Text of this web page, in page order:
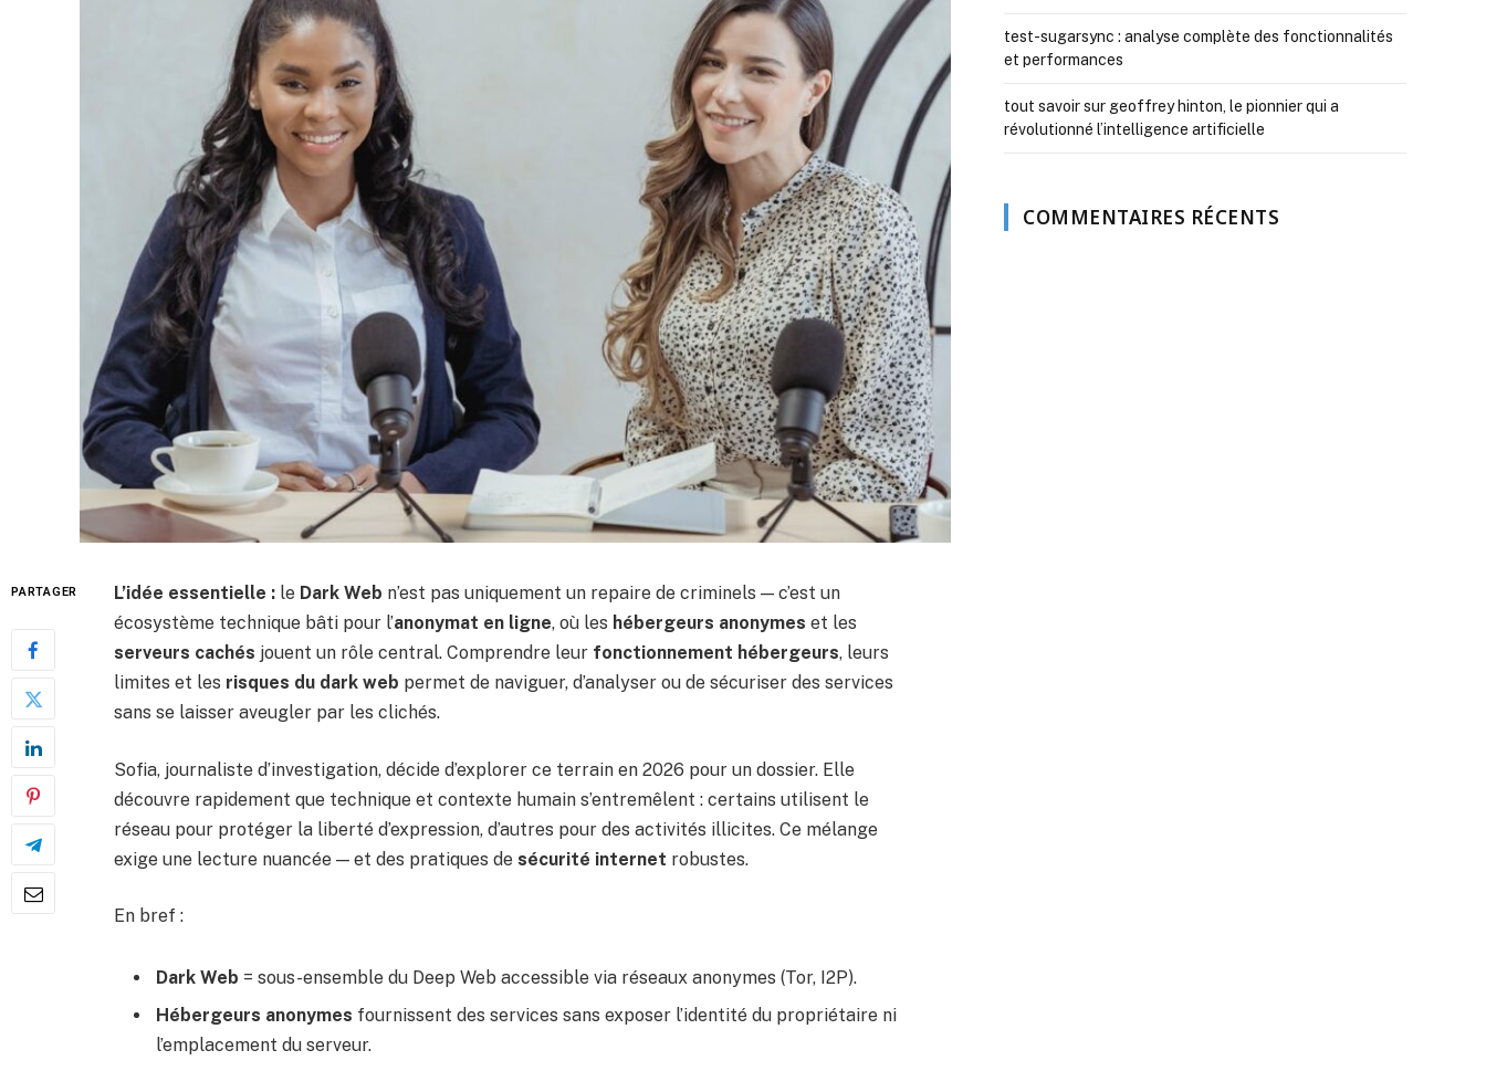
PARTAGER L’idée essentielle : le Dark Web n’est pas uniquement un repaire de criminels — c’est un
écosystème technique bâti pour l’anonymat en ligne, où les hébergeurs anonymes et les
serveurs cachés jouent un rôle central. Comprendre leur fonctionnement hébergeurs, leurs
limites et les risques du dark web permet de naviguer, d’analyser ou de sécuriser des services
sans se laisser aveugler par les clichés.
Sofia, journaliste d’investigation, décide d’explorer ce terrain en 2026 pour un dossier. Elle
découvre rapidement que technique et contexte humain s’entremêlent : certains utilisent le
réseau pour protéger la liberté d’expression, d’autres pour des activités illicites. Ce mélange
exige une lecture nuancée — et des pratiques de sécurité internet robustes.
En bref :
Dark Web = sous-ensemble du Deep Web accessible via réseaux anonymes (Tor, I2P).
Hébergeurs anonymes fournissent des services sans exposer l’identité du propriétaire ni
l’emplacement du serveur.
test-sugarsync : analyse complète des fonctionnalités
et performances
tout savoir sur geoffrey hinton, le pionnier qui a
révolutionné l’intelligence artificielle
COMMENTAIRES RÉCENTS